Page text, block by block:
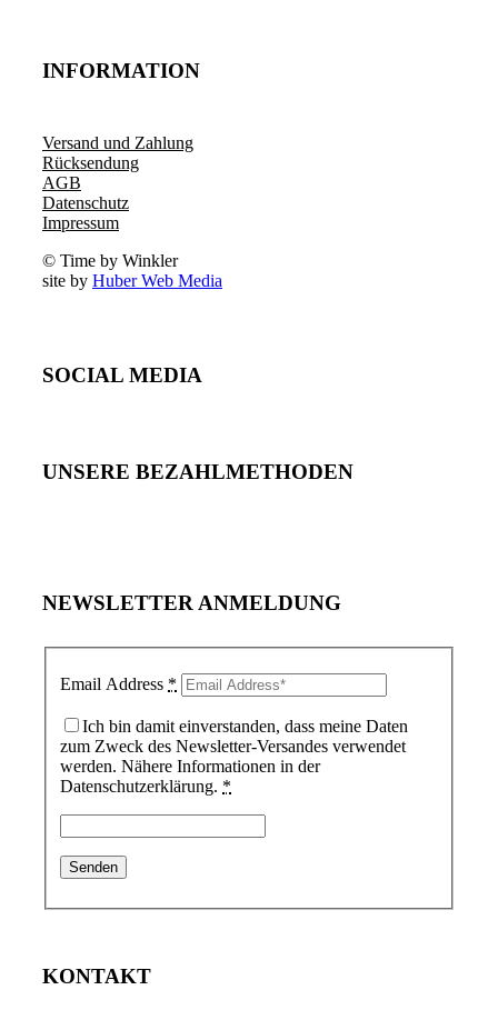
INFORMATION
Versand und Zahlung
Rücksendung
AGB
Datenschutz
Impressum
© Time by Winkler
site by Huber Web Media
SOCIAL MEDIA
UNSERE BEZAHLMETHODEN
NEWSLETTER ANMELDUNG
Email Address *
Ich bin damit einverstanden, dass meine Daten
zum Zweck des Newsletter-Versandes verwendet
werden. Nähere Informationen in der
Datenschutzerklärung. *
KONTAKT